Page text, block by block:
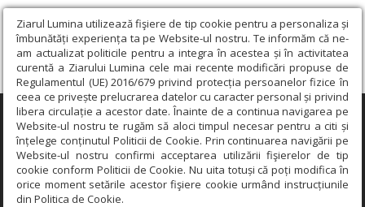
Ziarul Lumina utilizează fişiere de tip cookie pentru a personaliza și
îmbunătăți experiența ta pe Website-ul nostru. Te informăm că ne-
am actualizat politicile pentru a integra în acestea și în activitatea
curentă a Ziarului Lumina cele mai recente modificări propuse de
Regulamentul (UE) 2016/679 privind protecția persoanelor fizice în
ceea ce privește prelucrarea datelor cu caracter personal și privind
libera circulație a acestor date. Înainte de a continua navigarea pe
Website-ul nostru te rugăm să aloci timpul necesar pentru a citi și
înțelege conținutul Politicii de Cookie. Prin continuarea navigării pe
Website-ul nostru confirmi acceptarea utilizării fişierelor de tip
cookie conform Politicii de Cookie. Nu uita totuși că poți modifica în
orice moment setările acestor fişiere cookie urmând instrucțiunile
din Politica de Cookie.
×